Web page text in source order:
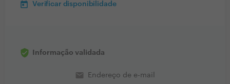
Verificar disponibilidade
Informação validada
email Endereço de e-mail